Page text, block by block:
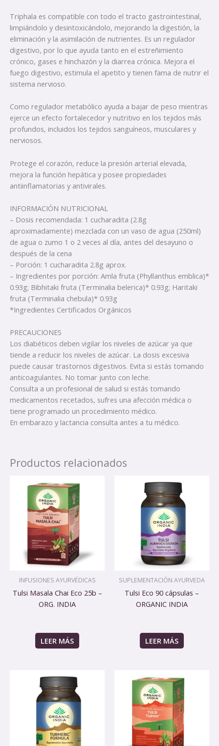
Triphala es compatible con todo el tracto gastrointestinal,
limpiándolo y desintoxicándolo, mejorando la digestión, la
eliminación y la asimilación de nutrientes. Es un regulador
digestivo, por lo que ayuda tanto en el estreñimiento
crónico, gases e hinchazón y la diarrea crónica. Mejora el
fuego digestivo, estimula el apetito y tienen fama de nutrir el
sistema nervioso.
Como regulador metabólico ayuda a bajar de peso mientras
ejerce un efecto fortalecedor y nutritivo en los tejidos más
profundos, incluidos los tejidos sanguíneos, musculares y
nerviosos.
Protege el corazón, reduce la presión arterial elevada,
mejora la función hepática y posee propiedades
antiinflamatorias y antivirales.
INFORMACIÓN NUTRICIONAL
– Dosis recomendada: 1 cucharadita (2.8g
aproximadamente) mezclada con un vaso de agua (250ml)
de agua o zumo 1 o 2 veces al día, antes del desayuno o
después de la cena
– Porción: 1 cucharadita 2.8g aprox.
– Ingredientes por porción: Amla fruta (Phyllanthus emblica)*
0.93g; Bibhitaki fruta (Terminalia belerica)* 0.93g; Haritaki
fruta (Terminalia chebula)* 0.93g
*Ingredientes Certificados Orgánicos
PRECAUCIONES
Los diabéticos deben vigilar los niveles de azúcar ya que
tiende a reducir los niveles de azúcar. La dosis excesiva
puede causar trastornos digestivos. Evita si estás tomando
anticoagulantes. No tomar junto con leche.
Consulta a un profesional de salud si estás tomando
medicamentos recetados, sufres una afección médica o
tiene programado un procedimiento médico.
En embarazo y lactancia consulta antes a tu médico.
Productos relacionados
INFUSIONES AYURVÉDICAS
Tulsi Masala Chai Eco 25b –
ORG. INDIA
LEER MÁS
SUPLEMENTACIÓN AYURVEDA
Tulsi Eco 90 cápsulas –
ORGANIC INDIA
LEER MÁS